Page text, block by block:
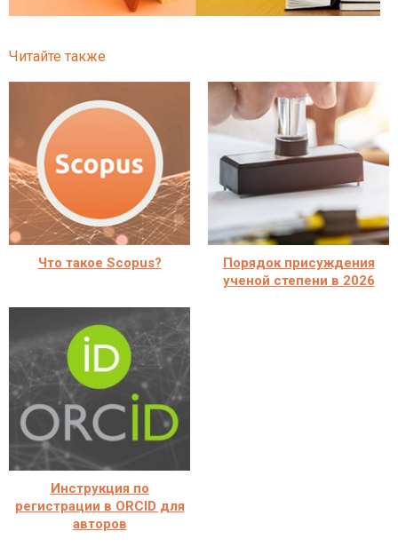
Читайте также
Что такое Scopus?
Порядок присуждения
ученой степени в 2026
Инструкция по
регистрации в ORCID для
авторов